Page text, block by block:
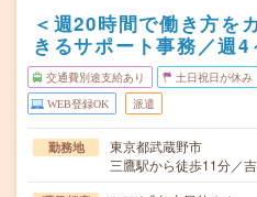
＜週20時間で働き方を
きるサポート事務／週4
交通費別途支給あり 土日祝日が休み
WEB登録OK 派遣
勤務地
東京都武蔵野市
三鷹駅から徒歩11分／